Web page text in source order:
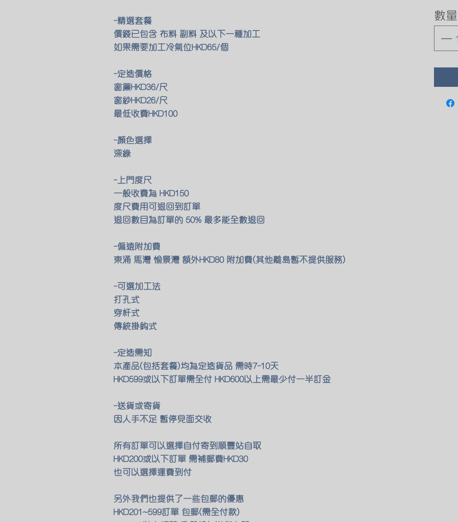
-精選套餐
價錢已包含 布料 副料 及以下一種加工
如果需要加工冷氣位HKD65/個
-定造價格
窗簾HKD36/尺
窗紗HKD26/尺
最低收費HKD100
-顏色選擇
深綠
-上門度尺
一般收費為 HKD150
度尺費用可退回到訂單
退回數目為訂單的 50% 最多能全數退回
-偏遠附加費
東涌 馬灣 愉景灣 額外HKD80 附加費(其他離島暫不提供服務)
-可選加工法
打孔式
穿杆式
傳統掛鈎式
-定造需知
本產品(包括套餐)均為定造貨品 需時7-10天
HKD599或以下訂單需全付 HKD600以上需最少付一半訂金
-送貨或寄貨
​因人手不足 暫停見面交收
所有訂單可以選擇自付寄到順豐站自取
HKD200或以下訂單 需補郵費HKD30
也可以選擇運費到付
另外我們也提供了一些包郵的優惠
HKD201~599訂單 包郵(需全付款)
數量